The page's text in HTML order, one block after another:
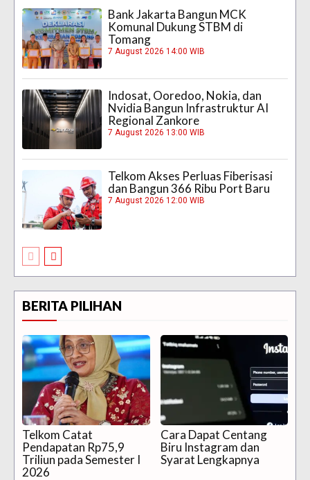
Bank Jakarta Bangun MCK
Komunal Dukung STBM di
Tomang
7 August 2026 14:00 WIB
Indosat, Ooredoo, Nokia, dan
Nvidia Bangun Infrastruktur AI
Regional Zankore
7 August 2026 13:00 WIB
Telkom Akses Perluas Fiberisasi
dan Bangun 366 Ribu Port Baru
7 August 2026 12:00 WIB
BERITA PILIHAN
Telkom Catat
Pendapatan Rp75,9
Triliun pada Semester I
2026
Cara Dapat Centang
Biru Instagram dan
Syarat Lengkapnya